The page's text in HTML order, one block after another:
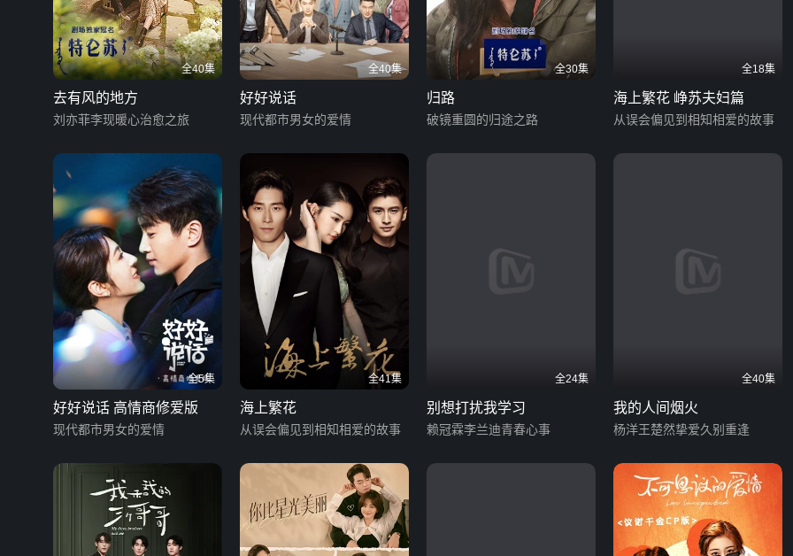
全40集
去有风的地方
刘亦菲李现暖心治愈之旅
全40集
好好说话
现代都市男女的爱情
全30集
归路
破镜重圆的归途之路
全18集
海上繁花 峥苏夫妇篇
从误会偏见到相知相爱的故事
全5集
好好说话 高情商修爱版
现代都市男女的爱情
全41集
海上繁花
从误会偏见到相知相爱的故事
全24集
别想打扰我学习
赖冠霖李兰迪青春心事
全40集
我的人间烟火
杨洋王楚然挚爱久别重逢